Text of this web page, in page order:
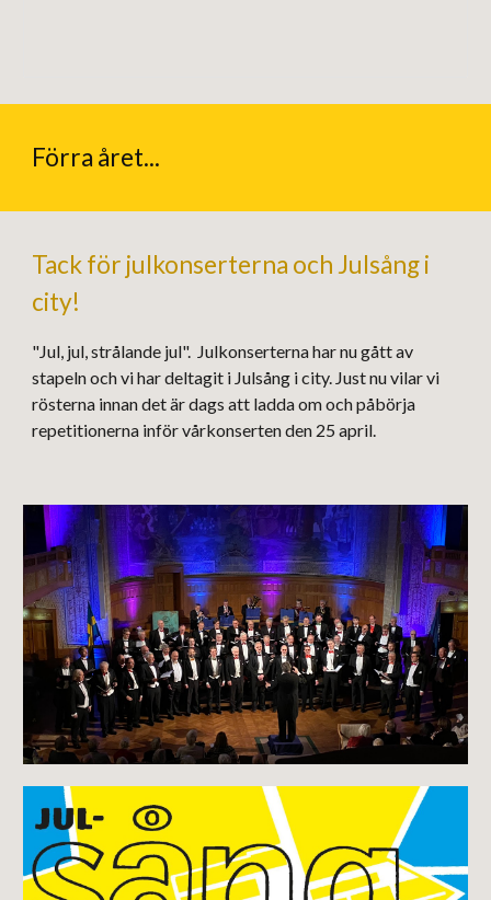
Förra året...
Tack för julkonserterna och Julsång i
city!
"Jul, jul, strålande jul". Julkonserterna har nu gått av
stapeln och vi har deltagit i Julsång i city. Just nu vilar vi
rösterna innan det är dags att ladda om och påbörja
repetitionerna inför vårkonserten den 25 april.